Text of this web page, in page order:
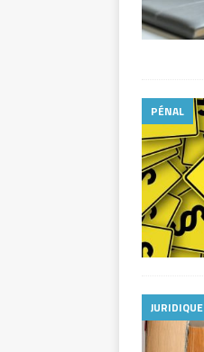
PÉNAL
JURIDIQUE